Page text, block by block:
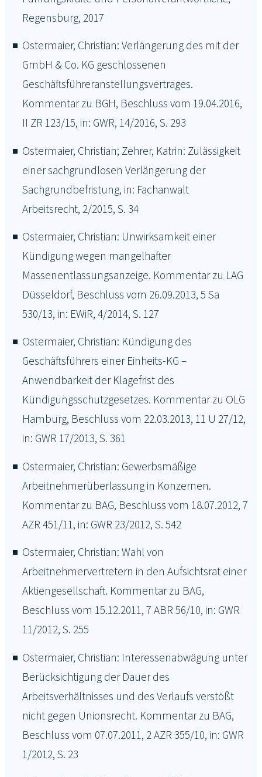
Regensburg, 2017
Ostermaier, Christian: Verlängerung des mit der
GmbH & Co. KG geschlossenen
Geschäftsführeranstellungsvertrages.
Kommentar zu BGH, Beschluss vom 19.04.2016,
II ZR 123/15, in: GWR, 14/2016, S. 293
Ostermaier, Christian; Zehrer, Katrin: Zulässigkeit
einer sachgrundlosen Verlängerung der
Sachgrundbefristung, in: Fachanwalt
Arbeitsrecht, 2/2015, S. 34
Ostermaier, Christian: Unwirksamkeit einer
Kündigung wegen mangelhafter
Massenentlassungsanzeige. Kommentar zu LAG
Düsseldorf, Beschluss vom 26.09.2013, 5 Sa
530/13, in: EWiR, 4/2014, S. 127
Ostermaier, Christian: Kündigung des
Geschäftsführers einer Einheits-KG –
Anwendbarkeit der Klagefrist des
Kündigungsschutzgesetzes. Kommentar zu OLG
Hamburg, Beschluss vom 22.03.2013, 11 U 27/12,
in: GWR 17/2013, S. 361
Ostermaier, Christian: Gewerbsmäßige
Arbeitnehmerüberlassung in Konzernen.
Kommentar zu BAG, Beschluss vom 18.07.2012, 7
AZR 451/11, in: GWR 23/2012, S. 542
Ostermaier, Christian: Wahl von
Arbeitnehmervertretern in den Aufsichtsrat einer
Aktiengesellschaft. Kommentar zu BAG,
Beschluss vom 15.12.2011, 7 ABR 56/10, in: GWR
11/2012, S. 255
Ostermaier, Christian: Interessenabwägung unter
Berücksichtigung der Dauer des
Arbeitsverhältnisses und des Verlaufs verstößt
nicht gegen Unionsrecht. Kommentar zu BAG,
Beschluss vom 07.07.2011, 2 AZR 355/10, in: GWR
1/2012, S. 23